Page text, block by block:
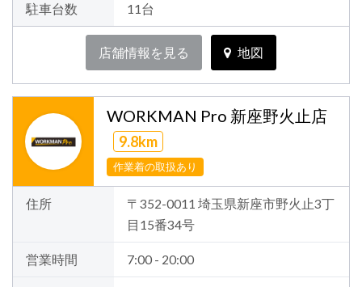
駐車台数 11台
店舗情報を見る 地図
WORKMAN Pro 新座野火止店
9.8km
作業着の取扱あり
住所
〒352-0011 埼玉県新座市野火止3丁
目15番34号
営業時間 7:00 - 20:00